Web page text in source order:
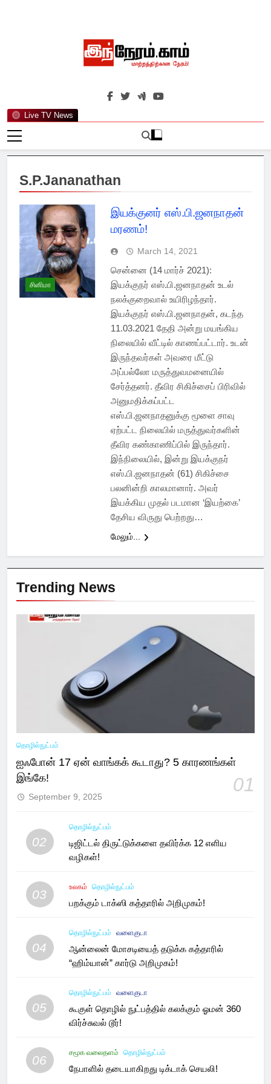
Live TV News
இந்நேரம்.காம்
செய்திகளுக்கு அப்பால்…
S.P.Jananathan
சினிமா
இயக்குனர் எஸ்.பி.ஜனநாதன்
மரணம்!
March 14, 2021
சென்னை (14 மார்ச் 2021):
இயக்குநர் எஸ்.பி.ஜனநாதன் உடல்
நலக்குறைவால் உயிரிழந்தார்.
இயக்குநர் எஸ்.பி.ஜனநாதன், கடந்த
11.03.2021 தேதி அன்று மயங்கிய
நிலையில் வீட்டில் காணப்பட்டார். உடன்
இருந்தவர்கள் அவரை மீட்டு
அப்பல்லோ மருத்துவமனையில்
சேர்த்தனர். தீவிர சிகிச்சைப் பிரிவில்
அனுமதிக்கப்பட்ட
எஸ்.பி.ஜனநாதனுக்கு மூளை சாவு
ஏற்பட்ட நிலையில் மருத்துவர்களின்
தீவிர கண்காணிப்பில் இருந்தார்.
இந்நிலையில், இன்று இயக்குநர்
எஸ்.பி.ஜனநாதன் (61) சிகிச்சை
பலனின்றி காலமானார். அவர்
இயக்கிய முதல் படமான ‘இயற்கை’
தேசிய விருது பெற்றது…
மேலும்...
Trending News
தொழில்நுட்பம்
ஐஃபோன் 17 ஏன் வாங்கக் கூடாது? 5 காரணங்கள்
இங்கே!
01
September 9, 2025
02
தொழில்நுட்பம்
டிஜிட்டல் திருட்டுக்களை தவிர்க்க 12 எளிய
வழிகள்!
03
உலகம் தொழில்நுட்பம்
பறக்கும் டாக்ஸி கத்தாரில் அறிமுகம்!
04
தொழில்நுட்பம் வளைகுடா
ஆன்லைன் மோசடியைத் தடுக்க கத்தாரில்
“ஹிம்யான்” கார்டு அறிமுகம்!
05
தொழில்நுட்பம் வளைகுடா
கூகுள் தொழில் நுட்பத்தில் கலக்கும் ஓமன் 360
விர்ச்சுவல் டூர்!
06
சமூக வலைதளம் தொழில்நுட்பம்
நேபாளில் தடையாகிறது டிக்டாக் செயலி!